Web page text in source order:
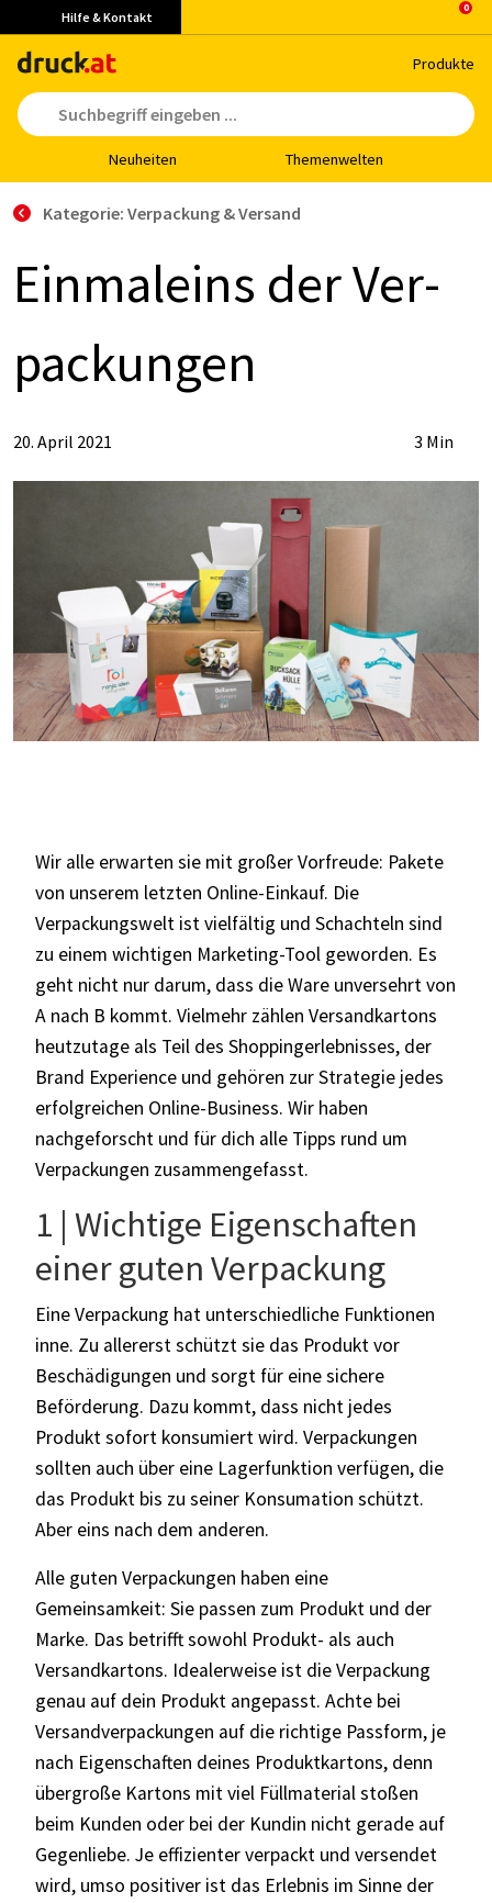
Hilfe & Kontakt
Pro­duk­te
Neu­hei­ten The­men­wel­ten
Kategorie: Verpackung & Versand
Ein­mal­eins der Ver­
pa­ckun­gen
20. April 2021 3 Min
Wir alle erwarten sie mit großer Vorfreude: Pakete
von unserem letzten Online-Einkauf. Die
Verpackungswelt ist vielfältig und Schachteln sind
zu einem wichtigen Marketing-Tool geworden. Es
geht nicht nur darum, dass die Ware unversehrt von
A nach B kommt. Vielmehr zählen Versandkartons
heutzutage als Teil des Shoppingerlebnisses, der
Brand Experience und gehören zur Strategie jedes
erfolgreichen Online-Business. Wir haben
nachgeforscht und für dich alle Tipps rund um
Verpackungen zusammengefasst.
1 | Wichtige Eigenschaften
einer guten Verpackung
Eine Verpackung hat unterschiedliche Funktionen
inne. Zu allererst schützt sie das Produkt vor
Beschädigungen und sorgt für eine sichere
Beförderung. Dazu kommt, dass nicht jedes
Produkt sofort konsumiert wird. Verpackungen
sollten auch über eine Lagerfunktion verfügen, die
das Produkt bis zu seiner Konsumation schützt.
Aber eins nach dem anderen.
Alle guten Verpackungen haben eine
Gemeinsamkeit: Sie passen zum Produkt und der
Marke. Das betrifft sowohl Produkt- als auch
Versandkartons. Idealerweise ist die Verpackung
genau auf dein Produkt angepasst. Achte bei
Versandverpackungen auf die richtige Passform, je
nach Eigenschaften deines Produktkartons, denn
übergroße Kartons mit viel Füllmaterial stoßen
beim Kunden oder bei der Kundin nicht gerade auf
Gegenliebe. Je effizienter verpackt und versendet
wird, umso positiver ist das Erlebnis im Sinne der